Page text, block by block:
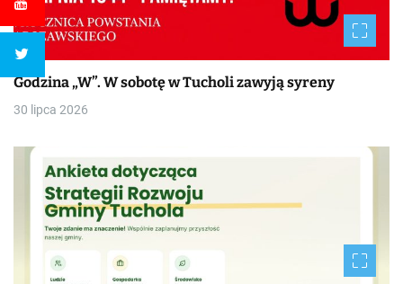
Godzina „W”. W sobotę w Tucholi zawyją syreny
30 lipca 2026